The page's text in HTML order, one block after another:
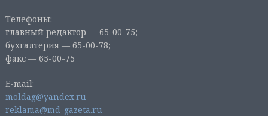
Телефоны:
главный редактор — 65-00-75;
бухгалтерия — 65-00-78;
факс — 65-00-75
E-mail:
moldag@yandex.ru
reklama@md-gazeta.ru